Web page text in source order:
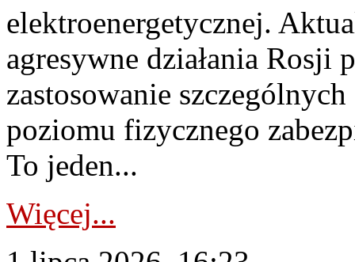
elektroenergetycznej.
agresywne działania Rosji
zastosowanie
poziomu fizycznego
To jeden...
Więcej...